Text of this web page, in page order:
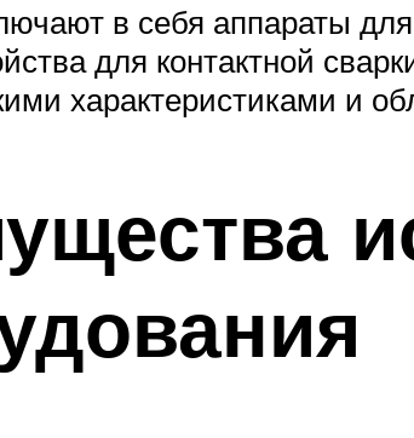
в себя аппараты для
для контактной
характеристиками и